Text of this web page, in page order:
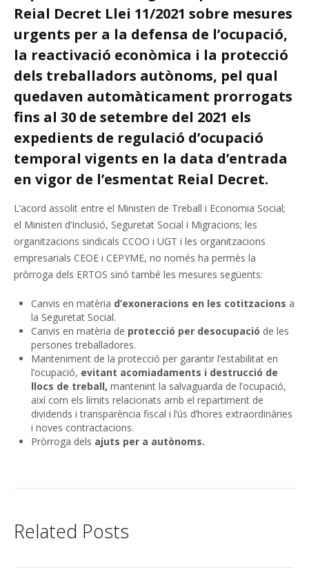
Reial Decret Llei 11/2021 sobre mesures
urgents per a la defensa de l’ocupació,
la reactivació econòmica i la protecció
dels treballadors autònoms, pel qual
quedaven automàticament prorrogats
fins al 30 de setembre del 2021 els
expedients de regulació d’ocupació
temporal vigents en la data d’entrada
en vigor de l’esmentat Reial Decret.
L’acord assolit entre el Ministeri de Treball i Economia Social;
el Ministeri d’Inclusió, Seguretat Social i Migracions; les
organitzacions sindicals CCOO i UGT i les organitzacions
empresarials CEOE i CEPYME, no només ha permès la
pròrroga dels ERTOS sinó també les mesures següents:
Canvis en matèria d’exoneracions en les cotitzacions a
la Seguretat Social.
Canvis en matèria de protecció per desocupació de les
persones treballadores.
Manteniment de la protecció per garantir l’estabilitat en
l’ocupació, evitant acomiadaments i destrucció de
llocs de treball, mantenint la salvaguarda de l’ocupació,
així com els límits relacionats amb el repartiment de
dividends i transparència fiscal i l’ús d’hores extraordinàries
i noves contractacions.
Pròrroga dels ajuts per a autònoms.
Related Posts